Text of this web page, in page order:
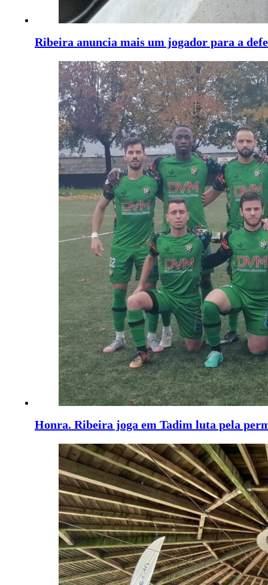
Ribeira anuncia mais um jogador para a
Honra. Ribeira joga em Tadim luta pela